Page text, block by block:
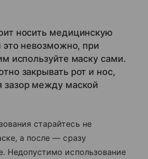
носить медицинскую
это невозможно, при
используйте маску сами.
закрывать рот и нос,
зазор между маской
старайтесь не
а после — сразу
Недопустимо использование